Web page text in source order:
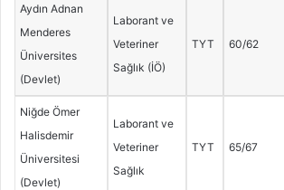
Aydın Adnan
Menderes
Üniversites
(Devlet)
Laborant ve
Veteriner
Sağlık (İÖ)
TYT 60/62
Niğde Ömer
Halisdemir
Üniversitesi
(Devlet)
Laborant ve
Veteriner
Sağlık
TYT 65/67